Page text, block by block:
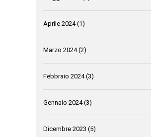
Aprile 2024(1)
Marzo 2024(2)
Febbraio 2024(3)
Gennaio 2024(3)
Dicembre 2023 (5)